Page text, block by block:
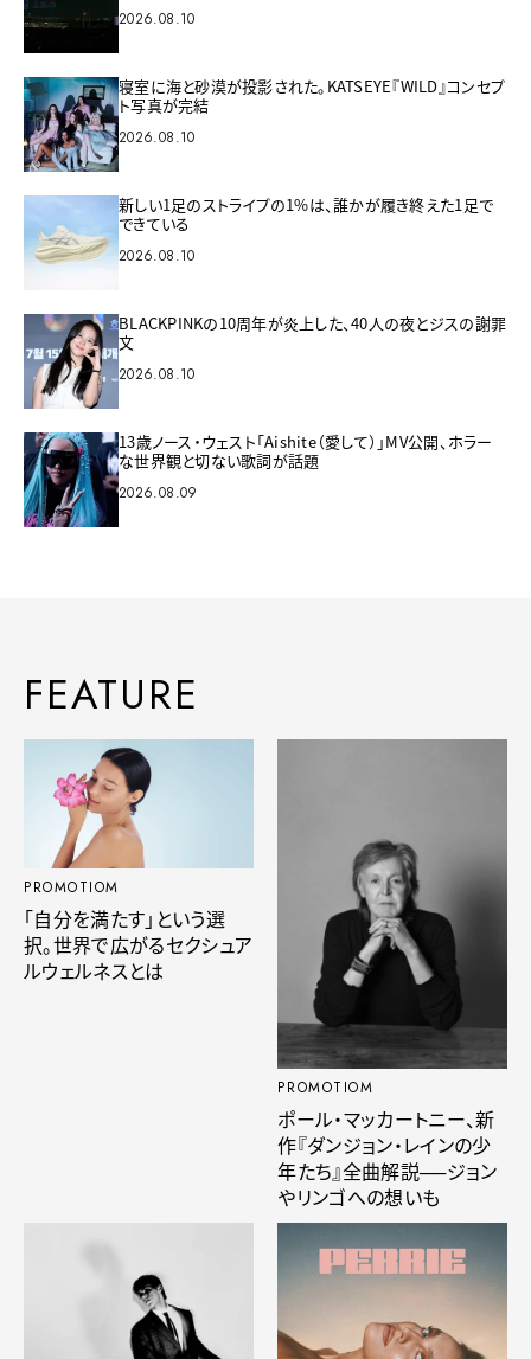
2026.08.10
寝室に海と砂漠が投影された。KATSEYE『WILD』コンセプ
ト写真が完結
2026.08.10
新しい1足のストライプの1%は、誰かが履き終えた1足で
できている
2026.08.10
BLACKPINKの10周年が炎上した、40人の夜とジスの謝罪
文
2026.08.10
13歳ノース・ウェスト「Aishite（愛して）」MV公開、ホラー
な世界観と切ない歌詞が話題
2026.08.09
FEATURE
PROMOTIOM
「自分を満たす」という選
択。世界で広がるセクシュア
ルウェルネスとは
PROMOTIOM
ポール・マッカートニー、新
作『ダンジョン・レインの少
年たち』全曲解説──ジョン
やリンゴへの想いも